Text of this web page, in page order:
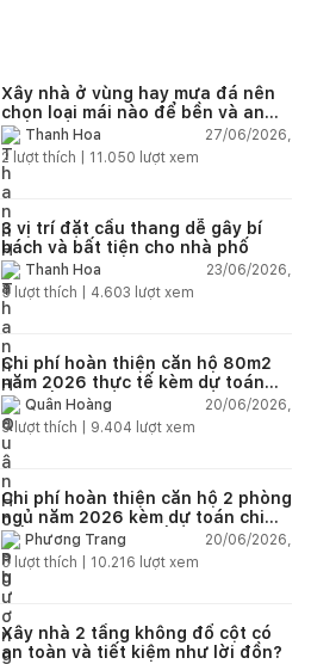
Xây nhà ở vùng hay mưa đá nên
chọn loại mái nào để bền và an
toàn?Thanh Hoa
27/06/2026,
2 lượt thích | 11.050 lượt xem
3 vị trí đặt cầu thang dễ gây bí
bách và bất tiện cho nhà phố
Thanh Hoa
23/06/2026,
5 lượt thích | 4.603 lượt xem
Chi phí hoàn thiện căn hộ 80m2
năm 2026 thực tế kèm dự toán
chi tiết từng hạng mục
Quân Hoàng
20/06/2026,
9lượt thích | 9.404 lượt xem
Chi phí hoàn thiện căn hộ 2 phòng
ngủ năm 2026 kèm dự toán chi
tiết và ví dụ thực tế
Phương Trang
20/06/2026,
5 lượt thích | 10.216 lượt xem
Xây nhà 2 tầng không đổ cột có
an toàn và tiết kiệm như lời đồn?